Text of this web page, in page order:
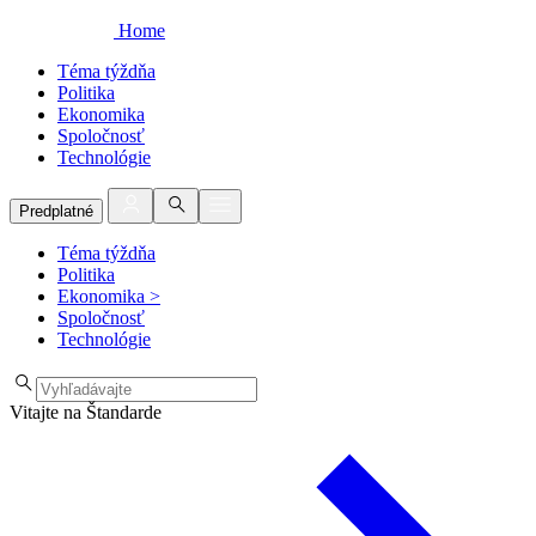
Home
Téma týždňa
Politika
Ekonomika
Spoločnosť
Technológie
Predplatné
Téma týždňa
Politika
Ekonomika >
Spoločnosť
Technológie
Vitajte na Štandarde